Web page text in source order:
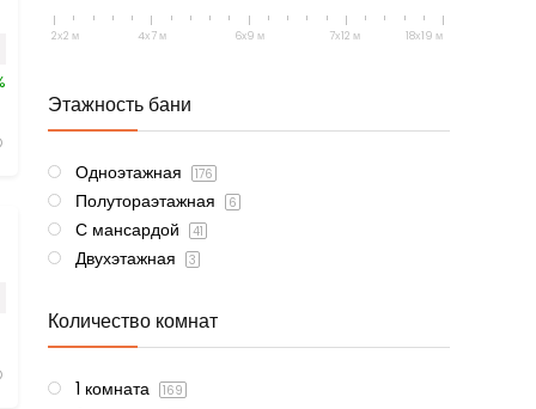
2х2 м 4х7 м 6x9 м 7х12 м 18х19 м
Этажность бани
Одноэтажная 176
Полутораэтажная 6
С мансардой 41
Двухэтажная 3
Количество комнат
1 комната 169